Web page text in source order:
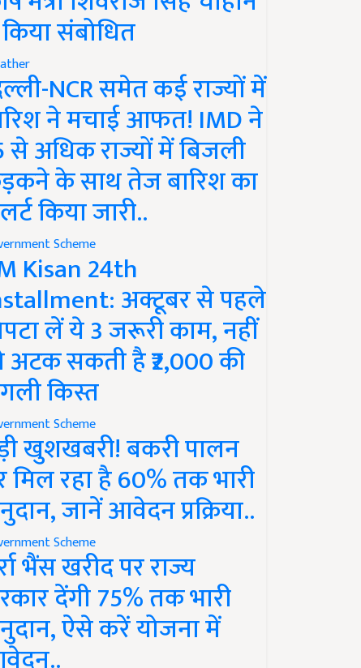
संबोधित
NCR समेत कई राज्यों में
ने मचाई आफत! IMD ने
से अधिक राज्यों में बिजली
के साथ तेज बारिश का
किया जारी..
Scheme
Kisan 24th
अक्टूबर से पहले
लें ये 3 जरूरी काम, नहीं
अटक सकती है ₹2,000 की
किस्त
Scheme
खुशखबरी! बकरी पालन
मिल रहा है 60% तक भारी
जानें आवेदन प्रक्रिया..
Scheme
भैंस खरीद पर राज्य
देंगी 75% तक भारी
ऐसे करें योजना में